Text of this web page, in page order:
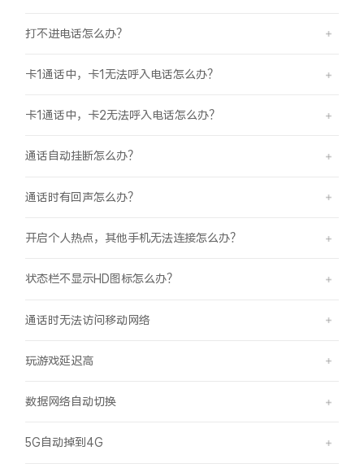
打不进电话怎么办？
卡1通话中，卡1无法呼入电话怎么办？
卡1通话中，卡2无法呼入电话怎么办？
通话自动挂断怎么办？
通话时有回声怎么办？
开启个人热点，其他手机无法连接怎么办？
状态栏不显示HD图标怎么办？
通话时无法访问移动网络
玩游戏延迟高
数据网络自动切换
5G自动掉到4G